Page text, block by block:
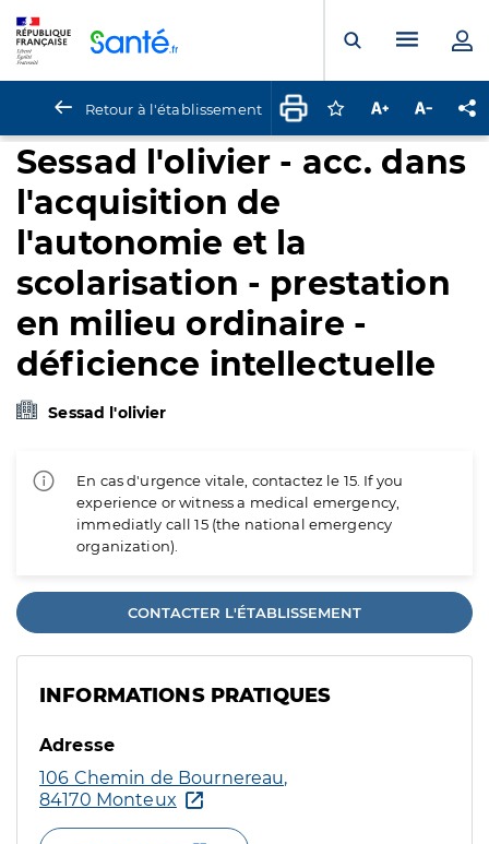
Ouvrir laMenu
Retour à l'établissement Connectez-vous
Augmenter la
Sessad l'olivier - acc. dans
l'acquisition de
l'autonomie et la
scolarisation - prestation
en milieu ordinaire -
déficience intellectuelle
Sessad l'olivier
En cas d'urgence vitale, contactez le 15. If you
experience or witness a medical emergency,
immediatly call 15 (the national emergency
organization).
CONTACTER L'ÉTABLISSEMENT
INFORMATIONS PRATIQUES
Adresse
106 Chemin de Bournereau,
84170 Monteux